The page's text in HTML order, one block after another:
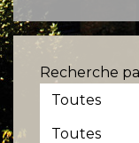
Recherche
Toutes
Toutes